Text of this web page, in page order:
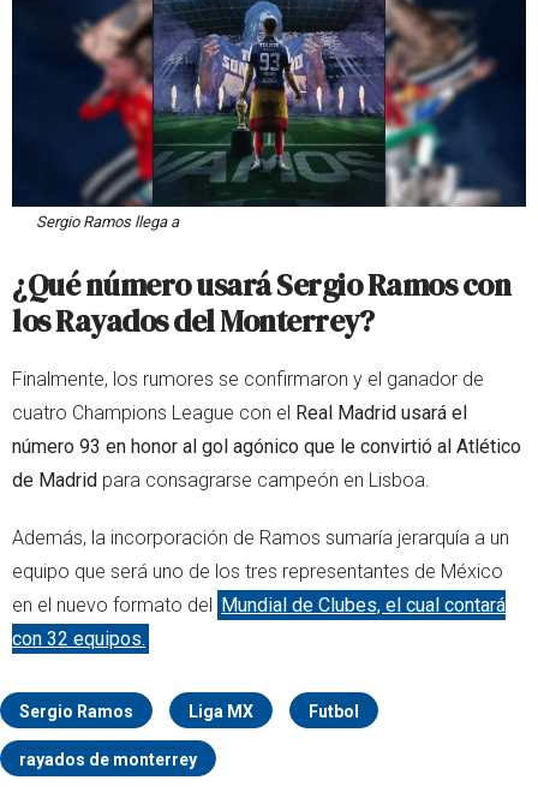
Sergio Ramos llega a
¿Qué número usará Sergio Ramos con
los Rayados del Monterrey?
Finalmente, los rumores se confirmaron y el ganador de
cuatro Champions League con el Real Madrid usará el
número 93 en honor al gol agónico que le convirtió al Atlético
de Madrid para consagrarse campeón en Lisboa.
Además, la incorporación de Ramos sumaría jerarquía a un
equipo que será uno de los tres representantes de México
en el nuevo formato del
Mundial de Clubes, el cual contará
con 32 equipos.
Sergio Ramos Liga MX Futbol
rayados de monterrey